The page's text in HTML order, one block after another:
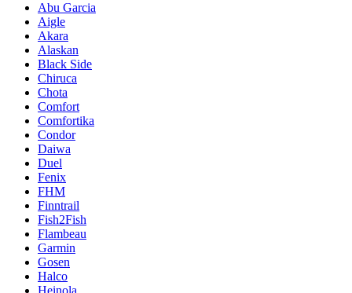
Abu Garcia
Aigle
Akara
Alaskan
Black Side
Chiruca
Chota
Comfort
Comfortika
Condor
Daiwa
Duel
Fenix
FHM
Finntrail
Fish2Fish
Flambeau
Garmin
Gosen
Halco
Heinola